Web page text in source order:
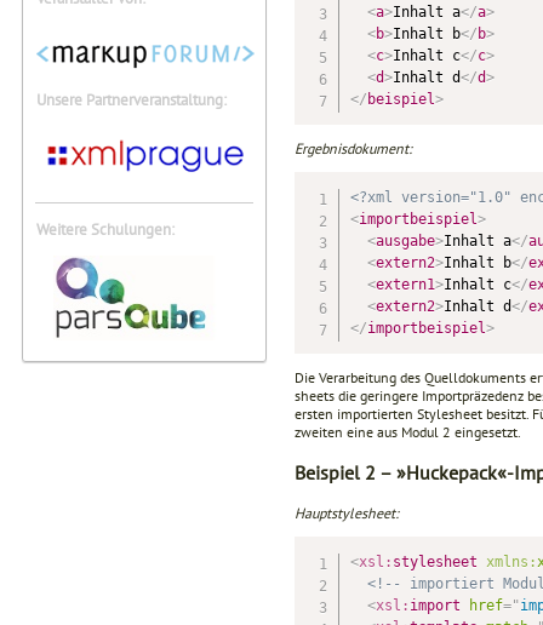
Unsere Partnerveranstaltung:
Weitere Schulungen:
<a>Inhalt a</a>
<b>Inhalt b</ b>
<c>Inhalt c</c>
<d>Inhalt d</d>
</ beispiel>
Ergebnisdokument:
<?xml version="1.0"
<importbeispiel>
<ausgabe>Inhalt a</
<extern2>Inhalt b</
<extern1>Inhalt c</
<extern2>Inhalt d</
</importbeispiel>
Die Verarbeitung des Quelldokuments
sheets die geringere Importpräzedenz
ersten importierten Stylesheet besitzt.
zweiten eine aus Modul 2 eingesetzt.
Beispiel 2 – »Huckepack«-
Hauptstylesheet:
<xsl: stylesheet xmlns:
<!-- importiert
<xsl: import href="